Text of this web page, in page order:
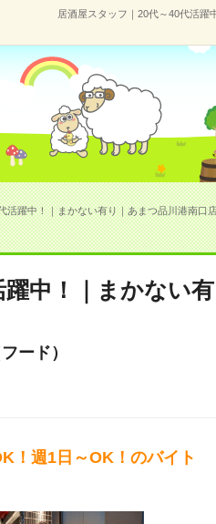
居酒屋スタッフ｜20代～40代活躍
活躍中！｜まかない有り｜あまつ品川港南口
中！｜まかない有
ード）
！週1日～OK！のバイト